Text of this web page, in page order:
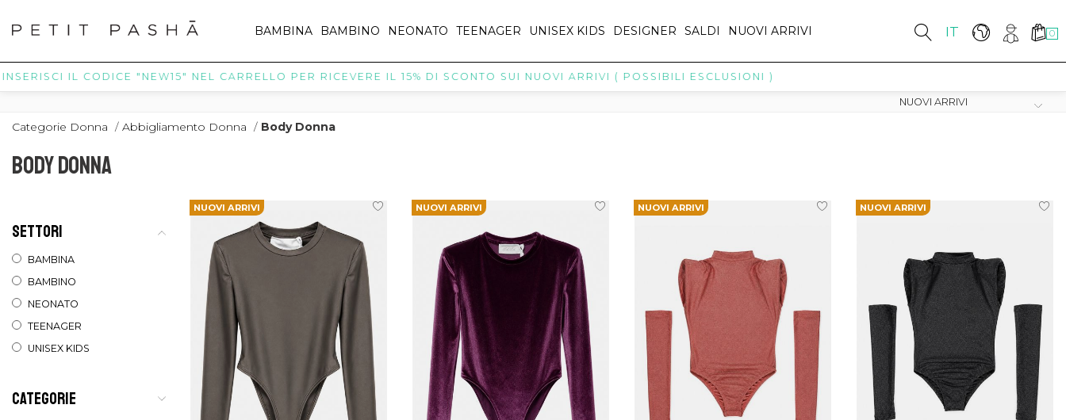
IT 0
BAMBINA BAMBINO NEONATO TEENAGER UNISEX KIDS DESIGNER SALDI NUOVI ARRIVI
IL CODICE "NEW15" NEL CARRELLO PER RICEVERE IL 15% DI SCONTO SUI NUOVI ARRIVI ( POSSIBILI ESCLUSIONI )
Categorie Donna / Abbigliamento Donna / Body Donna
BODY DONNA
SETTORI
BAMBINA
BAMBINO
NEONATO
TEENAGER
UNISEX KIDS
CATEGORIE
NUOVI ARRIVI NUOVI ARRIVI NUOVI ARRIVI NUOVI ARRIVI